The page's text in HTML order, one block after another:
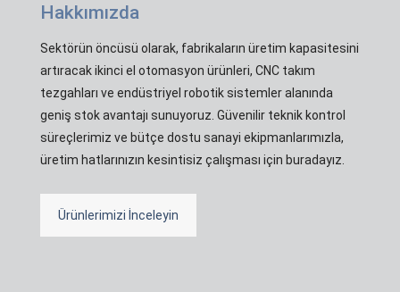
Hakkımızda
Sektörün öncüsü olarak, fabrikaların üretim kapasitesini
artıracak ikinci el otomasyon ürünleri, CNC takım
tezgahları ve endüstriyel robotik sistemler alanında
geniş stok avantajı sunuyoruz. Güvenilir teknik kontrol
süreçlerimiz ve bütçe dostu sanayi ekipmanlarımızla,
üretim hatlarınızın kesintisiz çalışması için buradayız.
Ürünlerimizi İnceleyin